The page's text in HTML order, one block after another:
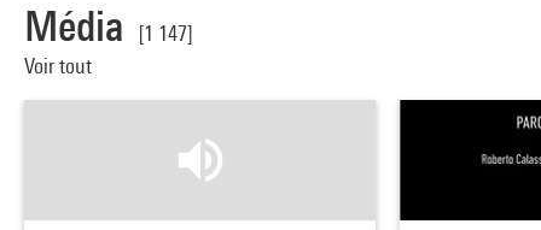
Média
[1 147]
Voir tout